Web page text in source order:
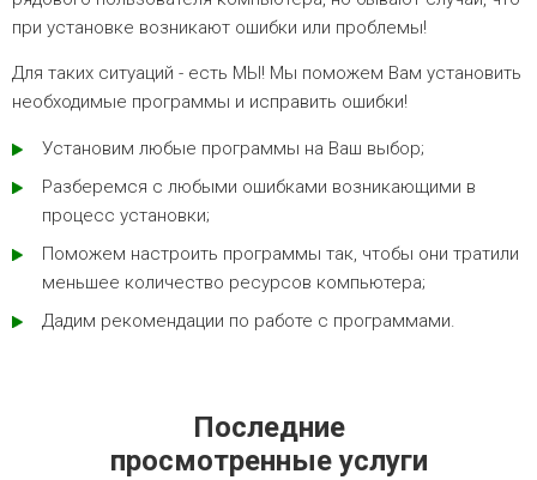
при установке возникают ошибки или проблемы!
Для таких ситуаций - есть МЫ! Мы поможем Вам установить
необходимые программы и исправить ошибки!
Установим любые программы на Ваш выбор;
Разберемся с любыми ошибками возникающими в
процесс установки;
Поможем настроить программы так, чтобы они тратили
меньшее количество ресурсов компьютера;
Дадим рекомендации по работе с программами.
Последние
просмотренные услуги